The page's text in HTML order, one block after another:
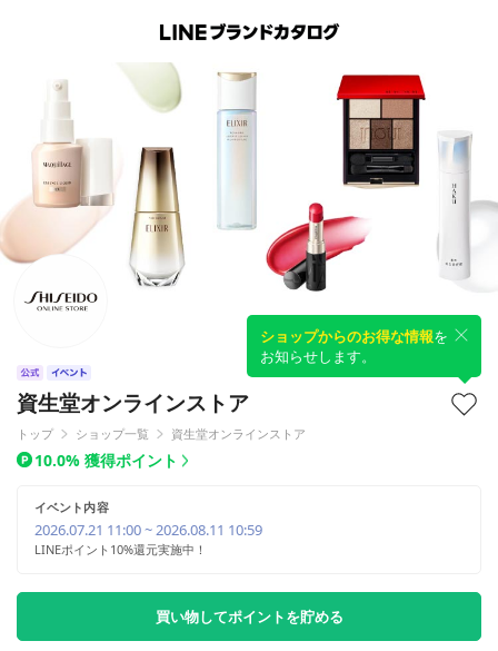
資生堂オンラインストア
ショップからのお得な情報を
お知らせします。
トップ ショップ一覧 資生堂オンラインストア
10.0% 獲得ポイント
イベント内容
2026.07.21 11:00 ~ 2026.08.11 10:59
LINEポイント10%還元実施中！
買い物してポイントを貯める